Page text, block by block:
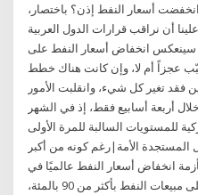
أسعار النفط إذن؟ باختصار،
أن نراقب قرارات الدول العربية
سينعكس انخفاض أسعار النفط على
عجزاً أم لا، وإن كانت هناك خطط
فقد تغير كل شيء، وانقلبت الأمور
أربعة أسابيع فقط، إذ في الشهر
للمستويات السالبة للمرة الأولى
المستجدة الأمة|رغم كونه من أكبر
انخفاض أسعار النفط عالميًا في
ظل اعتماد الموازنة العامة للدولة على مبيعات النفط بأكثر من 90 بالمئة،